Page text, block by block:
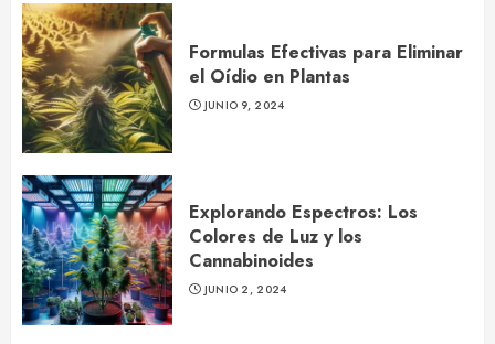
Formulas Efectivas para Eliminar
el Oídio en Plantas
JUNIO 9, 2024
Explorando Espectros: Los
Colores de Luz y los
Cannabinoides
JUNIO 2, 2024